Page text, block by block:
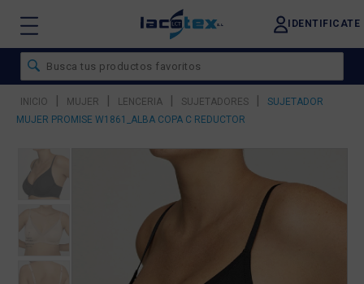
IDENTIFICATE
INICIO | MUJER | LENCERIA | SUJETADORES |
SUJETADOR
MUJER PROMISE W1861_ALBA COPA C REDUCTOR